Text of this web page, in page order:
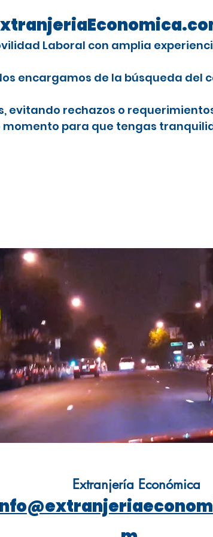
Laboral con amplia
encargamos de la búsqueda del
evitando rechazos o
momento para que tengas
Extranjería Económica